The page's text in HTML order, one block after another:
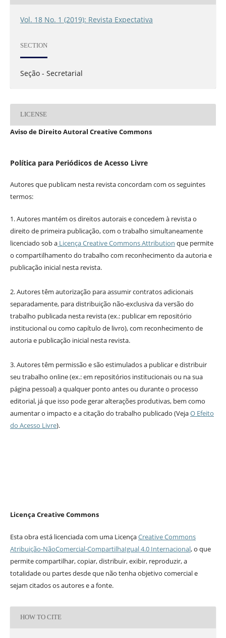
Vol. 18 No. 1 (2019): Revista Expectativa
SECTION
Seção - Secretarial
LICENSE
Aviso de Direito Autoral Creative Commons
Política para Periódicos de Acesso Livre
Autores que publicam nesta revista concordam com os seguintes
termos:
1. Autores mantém os direitos autorais e concedem à revista o
direito de primeira publicação, com o trabalho simultaneamente
licenciado sob aLicença Creative Commons Attribution que permite
o compartilhamento do trabalho com reconhecimento da autoria e
publicação inicial nesta revista.
2. Autores têm autorização para assumir contratos adicionais
separadamente, para distribuição não-exclusiva da versão do
trabalho publicada nesta revista (ex.: publicar em repositório
institucional ou como capítulo de livro), com reconhecimento de
autoria e publicação inicial nesta revista.
3. Autores têm permissão e são estimulados a publicar e distribuir
seu trabalho online (ex.: em repositórios institucionais ou na sua
página pessoal) a qualquer ponto antes ou durante o processo
editorial, já que isso pode gerar alterações produtivas, bem como
aumentar o impacto e a citação do trabalho publicado (VejaO Efeito
do Acesso Livre).
Licença Creative Commons
Esta obra está licenciada com uma LicençaCreative Commons
Atribuição-NãoComercial-CompartilhaIgual 4.0 Internacional, o que
permite compartilhar, copiar, distribuir, exibir, reproduzir, a
totalidade ou partes desde que não tenha objetivo comercial e
sejam citados os autores e a fonte.
HOW TO CITE